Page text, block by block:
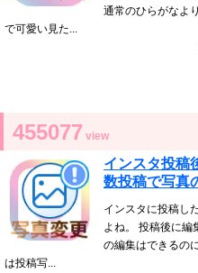
通常のひらがなよ
で可愛い見た...
455077 view
インスタ投稿
数投稿で写真
インスタに投稿し
よね。 投稿後に編
の編集はできるの
は投稿写...